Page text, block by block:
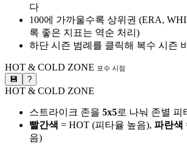
다
100에 가까울수록 상위권 (ERA,
록 좋은 지표는 역순 처리)
하단 시즌 범례를 클릭해 복수 시즌
HOT & COLD ZONE 포수 시점
💾 ?
HOT & COLD ZONE
스트라이크 존을 5x5로 나눠 존별 피
빨간색 = HOT (피타율 높음), 파란색
음)